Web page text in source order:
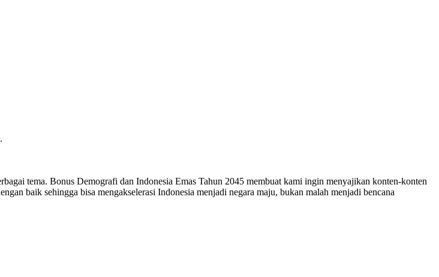
tema. Bonus Demografi dan Indonesia Emas Tahun 2045 membuat kami ingin menyajikan konten-konten
baik sehingga bisa mengakselerasi Indonesia menjadi negara maju, bukan malah menjadi bencana